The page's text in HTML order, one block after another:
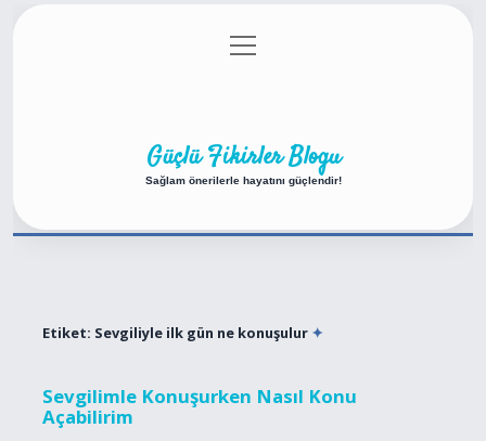
Gizlilik Politikası
menüyü
aç
Güçlü Fikirler Blogu
Sağlam önerilerle hayatını güçlendir!
Etiket: Sevgiliyle ilk gün ne konuşulur
Sevgilimle Konuşurken Nasıl Konu
Açabilirim